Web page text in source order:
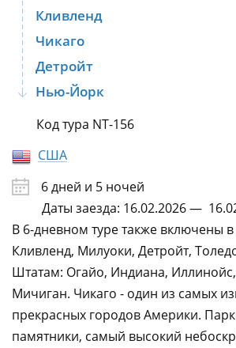
Кливленд
Чикаго
Детройт
Нью-Йорк
Код тура NT-156
США
6 дней и 5 ночей
Даты заезда: 16.02.2026 —
В 6-дневном туре также включены
Кливленд, Милуоки, Детройт,
Штатам: Огайо, Индиана,
Мичиган. Чикаго - один из самых
прекрасных городов Америки.
памятники, самый высокий